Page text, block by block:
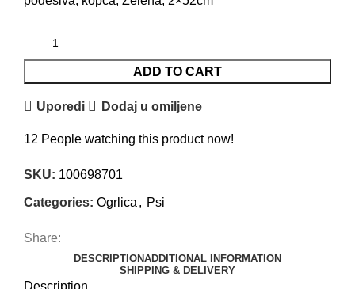
ADD TO CART
Uporedi Dodaj u omiljene
12 People watching this product now!
SKU: 100698701
Categories: Ogrlica , Psi
Share:
DESCRIPTIONADDITIONAL INFORMATION
SHIPPING & DELIVERY